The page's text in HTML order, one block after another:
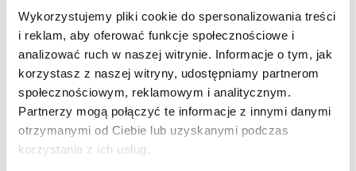
Wykorzystujemy pliki cookie do spersonalizowania treści
i reklam, aby oferować funkcje społecznościowe i
analizować ruch w naszej witrynie. Informacje o tym, jak
korzystasz z naszej witryny, udostępniamy partnerom
społecznościowym, reklamowym i analitycznym.
Partnerzy mogą połączyć te informacje z innymi danymi
otrzymanymi od Ciebie lub uzyskanymi podczas
korzystania z ich usług.
marca
Raport bieżący nr 6/2012: Zwyczajne Walne
Zgromadzenie Akcjonariuszy w dniu 18 kwietnia
2012 r.